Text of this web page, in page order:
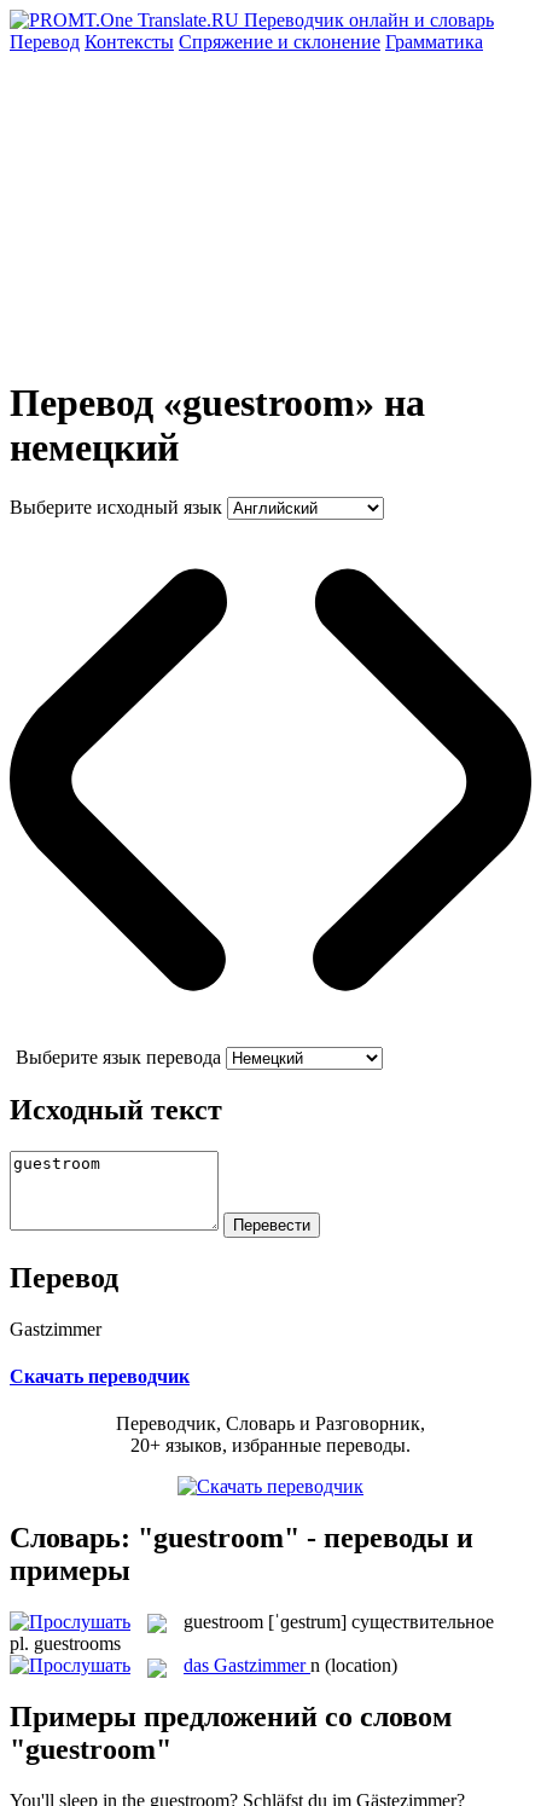
Перевод Контексты Спряжение и склонение Грамматика
Перевод «guestroom» на
немецкий
Выберите исходный язык
Выберите язык перевода
Исходный текст
Перевод
Gastzimmer
Скачать переводчик
Переводчик, Словарь и Разговорник,
20+ языков, избранные переводы.
Словарь: "guestroom" - переводы и
примеры
guestroom [ˈɡestrum] существительное
pl. guestrooms
das Gastzimmer n (location)
Примеры предложений со словом
"guestroom"
You'll sleep in the guestroom? Schläfst du im Gästezimmer?